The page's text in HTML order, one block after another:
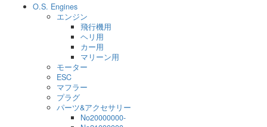
O.S. Engines
エンジン
飛行機用
ヘリ用
カー用
マリーン用
モーター
ESC
マフラー
プラグ
パーツ&アクセサリー
No20000000-